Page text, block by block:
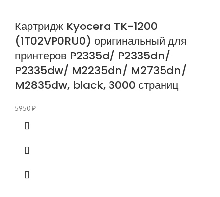
Картридж Kyocera TK-1200
(1T02VP0RU0) оригинальный для
принтеров P2335d/ P2335dn/
P2335dw/ M2235dn/ M2735dn/
M2835dw, black, 3000 страниц
5950₽